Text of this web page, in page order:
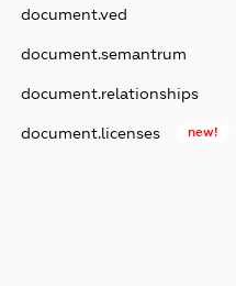
document.ved
document.semantrum
document.relationships
document.licenses new!